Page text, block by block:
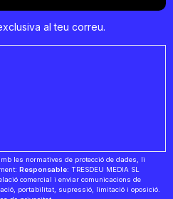
al teu correu.
les normatives de protecció de dades, li
Responsable: TRESDEU MEDIA SL
comercial i enviar comunicacions de
portabilitat, supressió, limitació i oposició.